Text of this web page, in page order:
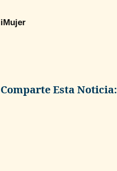
iMujer
Comparte Esta Noticia: